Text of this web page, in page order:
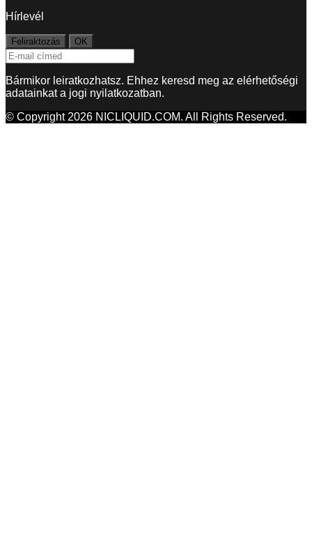
Hírlevél
Bármikor leiratkozhatsz. Ehhez keresd meg az elérhetőségi
adatainkat a jogi nyilatkozatban.
© Copyright 2026 NICLIQUID.COM. All Rights Reserved.